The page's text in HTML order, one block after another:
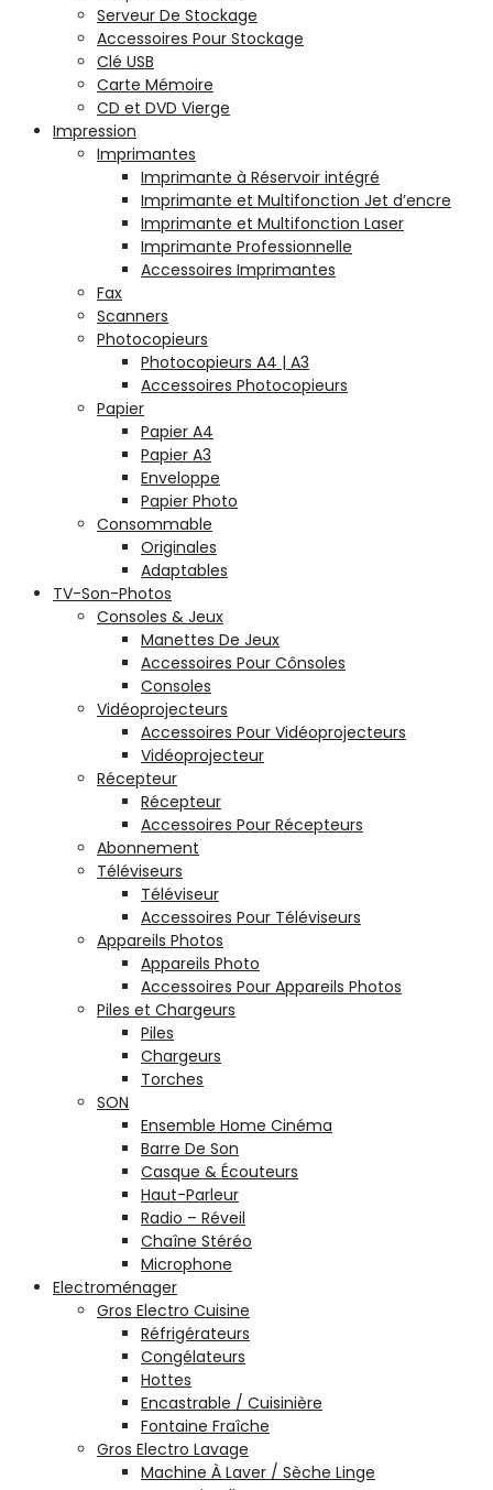
Serveur De Stockage
Accessoires Pour Stockage
Clé USB
Carte Mémoire
CD et DVD Vierge
Impression
Imprimantes
Imprimante à Réservoir intégré
Imprimante et Multifonction Jet d’encre
Imprimante et Multifonction Laser
Imprimante Professionnelle
Accessoires Imprimantes
Fax
Scanners
Photocopieurs
Photocopieurs A4 | A3
Accessoires Photocopieurs
Papier
Papier A4
Papier A3
Enveloppe
Papier Photo
Consommable
Originales
Adaptables
TV-Son-Photos
Consoles & Jeux
Manettes De Jeux
Accessoires Pour Cônsoles
Consoles
Vidéoprojecteurs
Accessoires Pour Vidéoprojecteurs
Vidéoprojecteur
Récepteur
Récepteur
Accessoires Pour Récepteurs
Abonnement
Téléviseurs
Téléviseur
Accessoires Pour Téléviseurs
Appareils Photos
Appareils Photo
Accessoires Pour Appareils Photos
Piles et Chargeurs
Piles
Chargeurs
Torches
SON
Ensemble Home Cinéma
Barre De Son
Casque & Écouteurs
Haut-Parleur
Radio – Réveil
Chaîne Stéréo
Microphone
Electroménager
Gros Electro Cuisine
Réfrigérateurs
Congélateurs
Hottes
Encastrable / Cuisinière
Fontaine Fraîche
Gros Electro Lavage
Machine À Laver / Sèche Linge